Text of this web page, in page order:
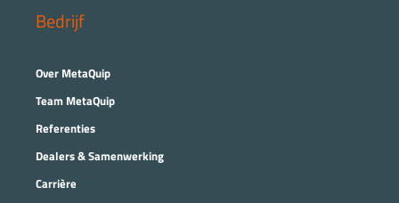
Bedrijf
Over MetaQuip
Team MetaQuip
Referenties
Dealers & Samenwerking
Carrière